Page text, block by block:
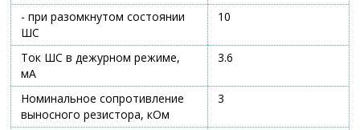
- при разомкнутом состоянии
ШС
10
Ток ШС в дежурном режиме,
мА
3.6
Номинальное сопротивление
выносного резистора, кОм
3